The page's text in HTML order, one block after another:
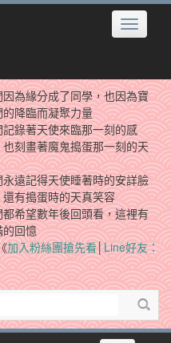
Toggle
因為緣分成了同學，也因為寶
的降臨而凝聚力量
記錄著天使來臨那一刻的感
也刻畫著魔鬼搗蛋那一刻的天
永遠記得天使睡著時的安詳臉
還有搗蛋時的天真笑容
都希望數年後回頭看，這裡有
的回憶
加入粉絲團搶先看│Line好友：